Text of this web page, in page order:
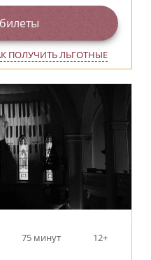
ПОЛУЧИТЬ ЛЬГОТНЫЕ
75 минут 12+